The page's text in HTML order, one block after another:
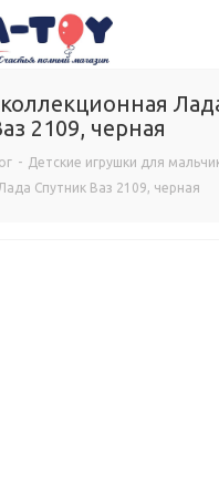
2109, черная
- Детские игрушки для
Спутник Ваз 2109, черная